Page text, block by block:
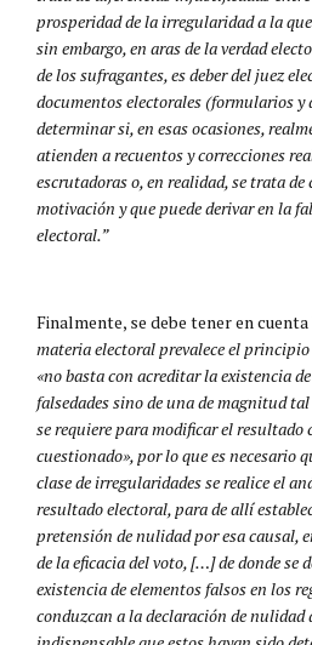
prosperidad de la irregularidad a la
sin embargo, en aras de la verdad
de los sufragantes, es deber del juez
documentos electorales (formularios y
determinar si, en esas ocasiones,
atienden a recuentos y correcciones
escrutadoras o, en realidad, se trata de
motivación y que puede derivar en la
electoral.”
Finalmente, se debe tener en
materia electoral prevalece el principio
«no basta con acreditar la existencia
falsedades sino de una de magnitud
se requiere para modificar el resultado
cuestionado», por lo que es necesario
clase de irregularidades se realice el
resultado electoral, para de allí
pretensión de nulidad por esa causal,
de la eficacia del voto, […] de donde se
existencia de elementos falsos en los
conduzcan a la declaración de nulidad